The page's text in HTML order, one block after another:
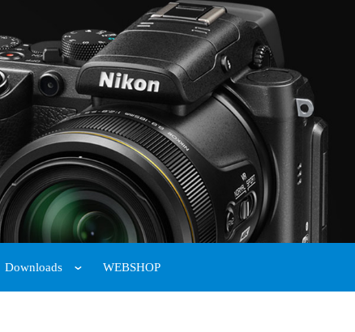
Downloads WEBSHOP